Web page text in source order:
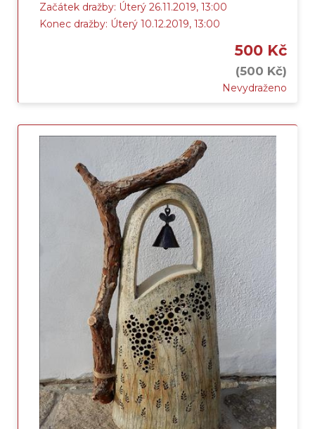
Začátek dražby: Úterý 26.11.2019, 13:00
Konec dražby: Úterý 10.12.2019, 13:00
500 Kč
(500 Kč)
Nevydraženo